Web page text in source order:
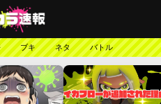
ブキ ネタ バトル